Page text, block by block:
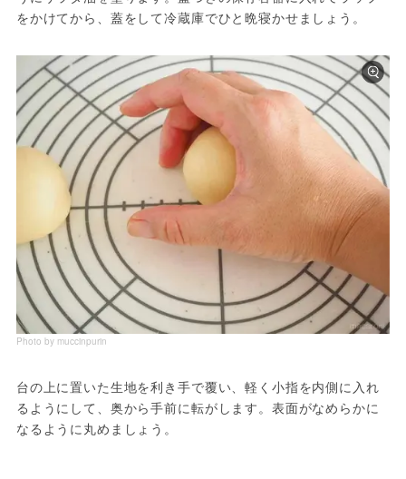
をかけてから、蓋をして冷蔵庫でひと晩寝かせましょう。
Photo by muccinpurin
台の上に置いた生地を利き手で覆い、軽く小指を内側に入れ
るようにして、奥から手前に転がします。表面がなめらかに
なるように丸めましょう。